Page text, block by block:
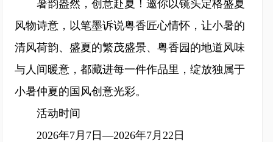
暑韵盎然，创意赴夏！邀你以镜头定格盛夏
风物诗意，以笔墨诉说粤香匠心情怀，让小暑的
清风荷韵、盛夏的繁茂盛景、粤香园的地道风味
与人间暖意，都藏进每一件作品里，绽放独属于
小暑仲夏的国风创意光彩。
活动时间
2026年7月7日—2026年7月22日